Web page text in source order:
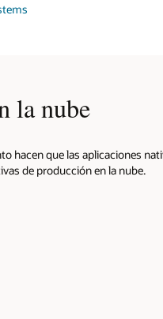
la nube
hacen que las aplicaciones
de producción en la nube.